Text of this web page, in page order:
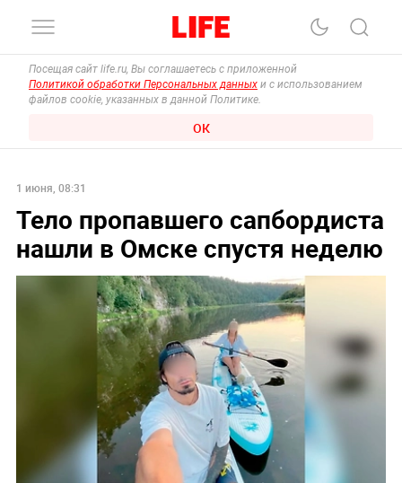
Посещая сайт life.ru, Вы соглашаетесь с приложенной
Политикой обработки Персональных данных и с использованием
файлов cookie, указанных в данной Политике.
ОК
1 июня, 08:31
Тело пропавшего сапбордиста
нашли в Омске спустя неделю